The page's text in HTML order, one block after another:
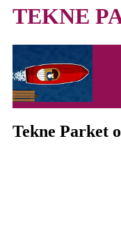
TEKNE
Tekne Parket